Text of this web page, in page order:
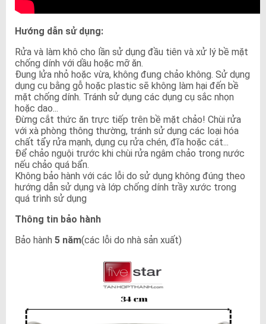
Hướng dẫn sử dụng:
Rửa và làm khô cho lần sử dụng đầu tiên và xử lý bề mặt
chống dính với dầu hoặc mỡ ăn.
Đung lửa nhỏ hoặc vừa, không đung chảo không. Sử dụng
dụng cụ bằng gỗ hoặc plastic sẽ không làm hại đến bề
mặt chống dính. Tránh sử dụng các dụng cụ sắc nhọn
hoặc dao...
Đừng cắt thức ăn trực tiếp trên bề mặt chảo! Chùi rửa
với xà phòng thông thường, tránh sử dụng các loại hóa
chất tẩy rửa mạnh, dụng cụ rửa chén, đĩa hoặc cát...
Để chảo nguội trước khi chùi rửa ngâm chảo trong nước
nếu chảo quá bẩn.
Không bảo hành với các lỗi do sử dụng không đúng theo
hướng dẫn sử dụng và lớp chống dính trầy xước trong
quá trình sử dụng
Thông tin bảo hành
Bảo hành 5 năm(các lỗi do nhà sản xuất)